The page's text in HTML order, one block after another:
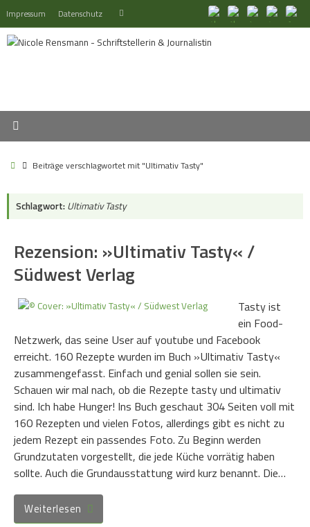
Inhalt
springen
Impressum Datenschutz Suchen
StartBeiträge verschlagwortet mit "Ultimativ Tasty"
Schlagwort: Ultimativ Tasty
Rezension: »Ultimativ Tasty« /
Südwest Verlag
Tasty ist
ein Food-
Netzwerk, das seine User auf youtube und Facebook
erreicht. 160 Rezepte wurden im Buch »Ultimativ Tasty«
zusammengefasst. Einfach und genial sollen sie sein.
Schauen wir mal nach, ob die Rezepte tasty und ultimativ
sind. Ich habe Hunger! Ins Buch geschaut 304 Seiten voll mit
160 Rezepten und vielen Fotos, allerdings gibt es nicht zu
jedem Rezept ein passendes Foto. Zu Beginn werden
Grundzutaten vorgestellt, die jede Küche vorrätig haben
sollte. Auch die Grundausstattung wird kurz benannt. Die…
Weiterlesen